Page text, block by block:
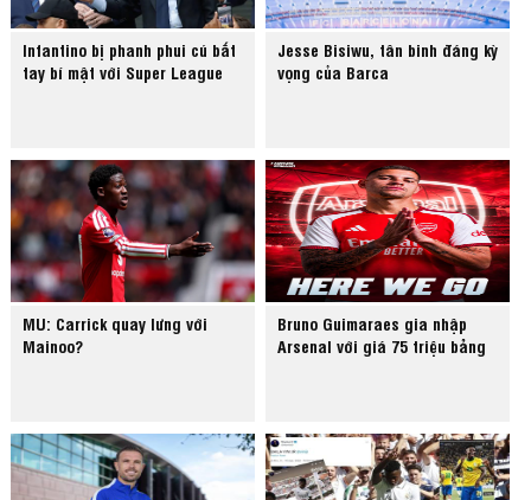
Infantino bị phanh phui cú bắt
tay bí mật với Super League
Jesse Bisiwu, tân binh đáng kỳ
vọng của Barca
MU: Carrick quay lưng với
Mainoo?
Bruno Guimaraes gia nhập
Arsenal với giá 75 triệu bảng